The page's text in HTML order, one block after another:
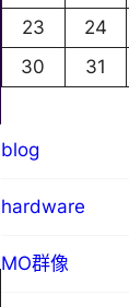
23
24
30
31
blog
hardware
MO群像